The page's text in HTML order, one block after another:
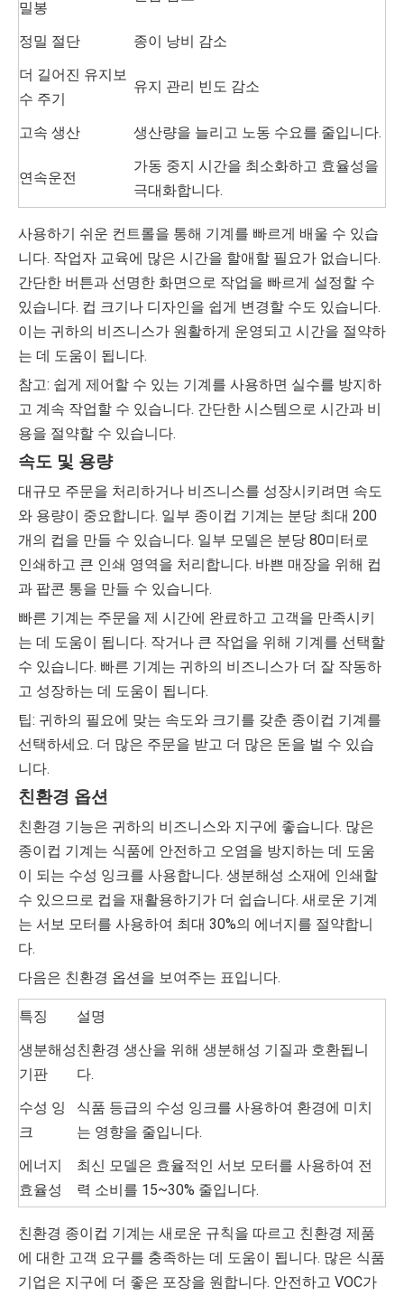
밀봉
정밀 절단
종이 낭비 감소
더 길어진 유지보
수 주기
유지 관리 빈도 감소
고속 생산 생산량을 늘리고 노동 수요를 줄입니다.
연속운전
가동 중지 시간을 최소화하고 효율성을
극대화합니다.
사용하기 쉬운 컨트롤을 통해 기계를 빠르게 배울 수 있습
니다. 작업자 교육에 많은 시간을 할애할 필요가 없습니다.
간단한 버튼과 선명한 화면으로 작업을 빠르게 설정할 수
있습니다. 컵 크기나 디자인을 쉽게 변경할 수도 있습니다.
이는 귀하의 비즈니스가 원활하게 운영되고 시간을 절약하
는 데 도움이 됩니다.
참고: 쉽게 제어할 수 있는 기계를 사용하면 실수를 방지하
고 계속 작업할 수 있습니다. 간단한 시스템으로 시간과 비
용을 절약할 수 있습니다.
속도 및 용량
대규모 주문을 처리하거나 비즈니스를 성장시키려면 속도
와 용량이 중요합니다. 일부 종이컵 기계는 분당 최대 200
개의 컵을 만들 수 있습니다. 일부 모델은 분당 80미터로
인쇄하고 큰 인쇄 영역을 처리합니다. 바쁜 매장을 위해 컵
과 팝콘 통을 만들 수 있습니다.
빠른 기계는 주문을 제 시간에 완료하고 고객을 만족시키
는 데 도움이 됩니다. 작거나 큰 작업을 위해 기계를 선택할
수 있습니다. 빠른 기계는 귀하의 비즈니스가 더 잘 작동하
고 성장하는 데 도움이 됩니다.
팁: 귀하의 필요에 맞는 속도와 크기를 갖춘 종이컵 기계를
선택하세요. 더 많은 주문을 받고 더 많은 돈을 벌 수 있습
니다.
친환경 옵션
친환경 기능은 귀하의 비즈니스와 지구에 좋습니다. 많은
종이컵 기계는 식품에 안전하고 오염을 방지하는 데 도움
이 되는 수성 잉크를 사용합니다. 생분해성 소재에 인쇄할
수 있으므로 컵을 재활용하기가 더 쉽습니다. 새로운 기계
는 서보 모터를 사용하여 최대 30%의 에너지를 절약합니
다.
다음은 친환경 옵션을 보여주는 표입니다.
특징
설명
생분해성
기판
친환경 생산을 위해 생분해성 기질과 호환됩니
다.
수성 잉
크
식품 등급의 수성 잉크를 사용하여 환경에 미치
는 영향을 줄입니다.
에너지
효율성
최신 모델은 효율적인 서보 모터를 사용하여 전
력 소비를 15~30% 줄입니다.
친환경 종이컵 기계는 새로운 규칙을 따르고 친환경 제품
에 대한 고객 요구를 충족하는 데 도움이 됩니다. 많은 식품
기업은 지구에 더 좋은 포장을 원합니다. 안전하고 VOC가